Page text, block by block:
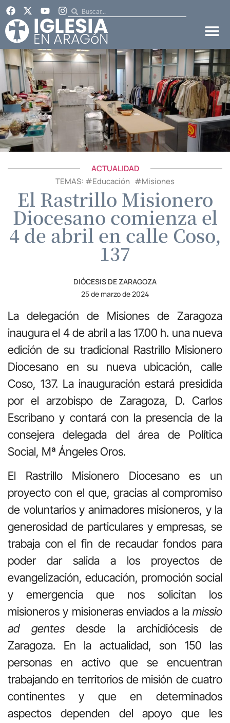
ACTUALIDAD
TEMAS: #Educación #Misiones
El Rastrillo Misionero
Diocesano comienza el
4 de abril en calle Coso,
137
DIÓCESIS DE ZARAGOZA
25 de marzo de 2024
La delegación de Misiones de Zaragoza
inaugura el 4 de abril a las 17.00 h. una nueva
edición de su tradicional Rastrillo Misionero
Diocesano en su nueva ubicación, calle
Coso, 137. La inauguración estará presidida
por el arzobispo de Zaragoza, D. Carlos
Escribano y contará con la presencia de la
consejera delegada del área de Política
Social, Mª Ángeles Oros.
El Rastrillo Misionero Diocesano es un
proyecto con el que, gracias al compromiso
de voluntarios y animadores misioneros, y la
generosidad de particulares y empresas, se
trabaja con el fin de recaudar fondos para
poder dar salida a los proyectos de
evangelización, educación, promoción social
y emergencia que nos solicitan los
misioneros y misioneras enviados a la missio
ad gentesdesde la archidiócesis de
Zaragoza. En la actualidad, son 150 las
personas en activo que se encuentran
trabajando en territorios de misión de cuatro
continentes y que en determinados
aspectos dependen del apoyo que les